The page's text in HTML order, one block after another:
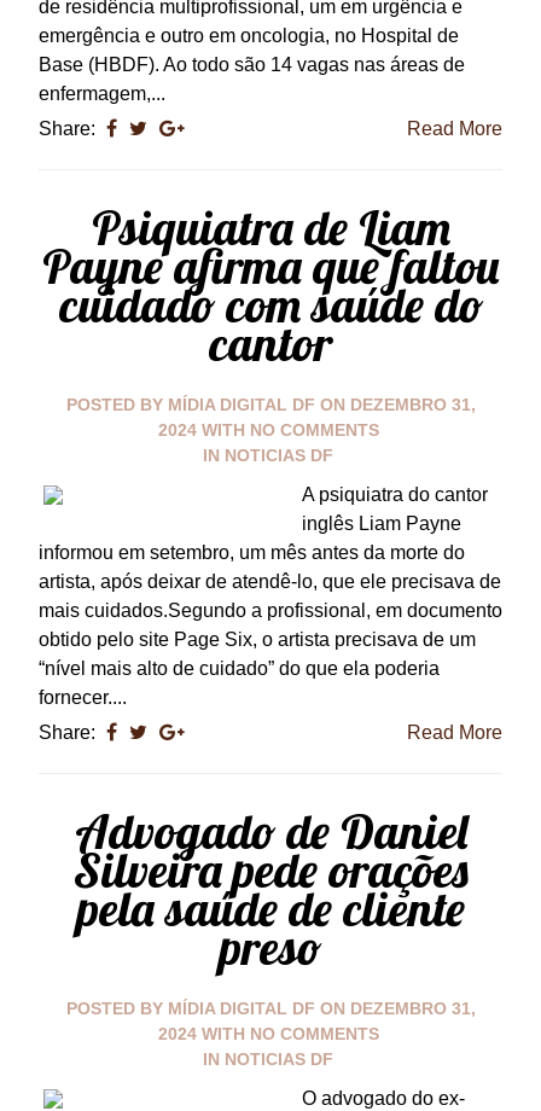
de residência multiprofissional, um em urgência e
emergência e outro em oncologia, no Hospital de
Base (HBDF). Ao todo são 14 vagas nas áreas de
enfermagem,...
Share:
Read More
Psiquiatra de Liam
Payne afirma que faltou
cuidado com saúde do
cantor
POSTED BY MÍDIA DIGITAL DF ON DEZEMBRO 31,
2024WITH NO COMMENTS
IN NOTICIAS DF
A psiquiatra do cantor
inglês Liam Payne
informou em setembro, um mês antes da morte do
artista, após deixar de atendê-lo, que ele precisava de
mais cuidados.Segundo a profissional, em documento
obtido pelo site Page Six, o artista precisava de um
“nível mais alto de cuidado” do que ela poderia
fornecer....
Share:
Read More
Advogado de Daniel
Silveira pede orações
pela saúde de cliente
preso
POSTED BY MÍDIA DIGITAL DF ON DEZEMBRO 31,
2024WITH NO COMMENTS
IN NOTICIAS DF
O advogado do ex-